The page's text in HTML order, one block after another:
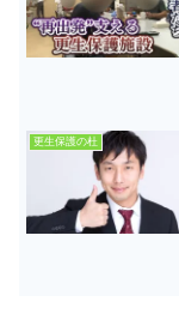
更生保護の杜